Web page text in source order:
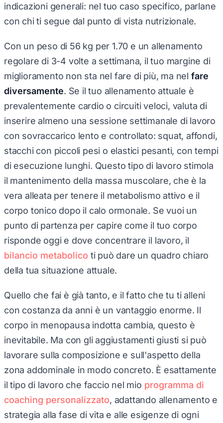
indicazioni generali: nel tuo caso specifico, parlane
con chi ti segue dal punto di vista nutrizionale.
Con un peso di 56 kg per 1.70 e un allenamento
regolare di 3-4 volte a settimana, il tuo margine di
miglioramento non sta nel fare di più, ma nel fare
diversamente. Se il tuo allenamento attuale è
prevalentemente cardio o circuiti veloci, valuta di
inserire almeno una sessione settimanale di lavoro
con sovraccarico lento e controllato: squat, affondi,
stacchi con piccoli pesi o elastici pesanti, con tempi
di esecuzione lunghi. Questo tipo di lavoro stimola
il mantenimento della massa muscolare, che è la
vera alleata per tenere il metabolismo attivo e il
corpo tonico dopo il calo ormonale. Se vuoi un
punto di partenza per capire come il tuo corpo
risponde oggi e dove concentrare il lavoro, il
bilancio metabolico ti può dare un quadro chiaro
della tua situazione attuale.
Quello che fai è già tanto, e il fatto che tu ti alleni
con costanza da anni è un vantaggio enorme. Il
corpo in menopausa indotta cambia, questo è
inevitabile. Ma con gli aggiustamenti giusti si può
lavorare sulla composizione e sull'aspetto della
zona addominale in modo concreto. È esattamente
il tipo di lavoro che faccio nel mio programma di
coaching personalizzato, adattando allenamento e
strategia alla fase di vita e alle esigenze di ogni